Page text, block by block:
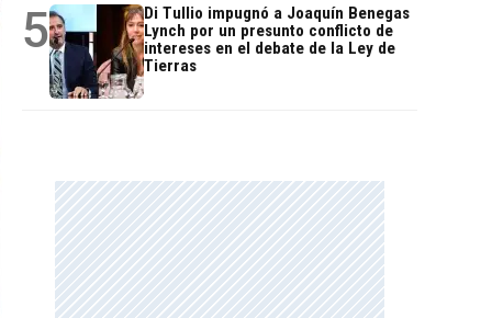
5
Di Tullio impugnó a Joaquín Benegas
Lynch por un presunto conflicto de
intereses en el debate de la Ley de
Tierras